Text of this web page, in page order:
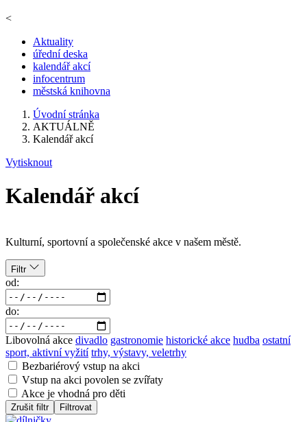
<
Aktuality
úřední deska
kalendář akcí
infocentrum
městská knihovna
Úvodní stránka
AKTUÁLNĚ
Kalendář akcí
Vytisknout
Kalendář akcí
Kulturní, sportovní a společenské akce v našem městě.
Filtr
od:
do:
Libovolná akce divadlo gastronomie historické akce hudba ostatní
sport, aktivní vyžití trhy, výstavy, veletrhy
Bezbariérový vstup na akci
Vstup na akci povolen se zvířaty
Akce je vhodná pro děti
Zrušit filtr Filtrovat